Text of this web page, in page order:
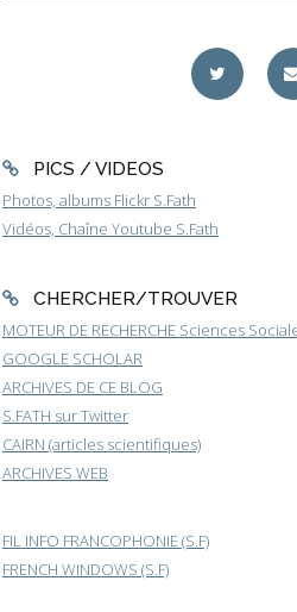
PICS / VIDEOS
Photos, albums Flickr S.Fath
Vidéos, Chaîne Youtube S.Fath
CHERCHER/TROUVER
MOTEUR DE RECHERCHE Sciences
GOOGLE SCHOLAR
ARCHIVES DE CE BLOG
S.FATH sur Twitter
CAIRN (articles scientifiques)
ARCHIVES WEB
FIL INFO FRANCOPHONIE (S.F)
FRENCH WINDOWS (S.F)